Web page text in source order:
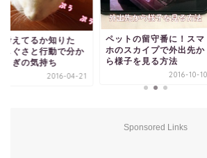
考えてるか知りた
しぐさと行動で分か
さぎの気持ち
2016-04-21
ペットの留守番に！スマ
ホのスカイプで外出先か
ら様子を見る方法
2016-10-10
Sponsored Links